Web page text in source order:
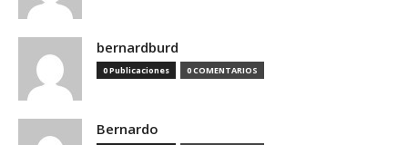
bernardburd
0 Publicaciones 0 COMENTARIOS
Bernardo